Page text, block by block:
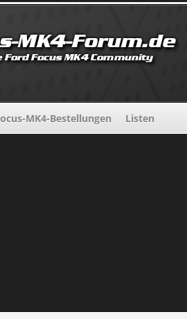
MK4-Bestellungen Listen